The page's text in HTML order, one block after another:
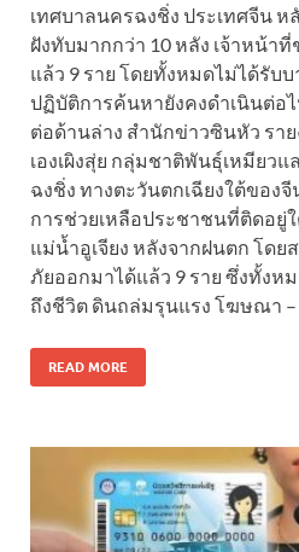
เทศบาลนครฉงชิ่ง ประเทศจีน
ฝังทับมากกว่า 10 หลัง เจ้าหน้า
แล้ว 9 ราย โดยทั้งหมดไม่ได้รับ
ปฏิบัติการค้นหายังคงดำเนินต่อ
ต่อด้านล่าง สำนักข่าวซินหัว รา
เองเผิงสุ่ย กลุ่มชาติพันธุ์เหมียวแ
ฉงชิ่ง ทางตะวันตกเฉียงใต้ของ
การช่วยเหลือประชาชนที่ติดอยู่
แม่น้ำอูเจียง หลังจากฝนตก โดย
ภัยออกมาได้แล้ว 9 ราย ซึ่งทั้งห
ถึงชีวิต ดินถล่มรุนแรง โฆษณา
READ MORE